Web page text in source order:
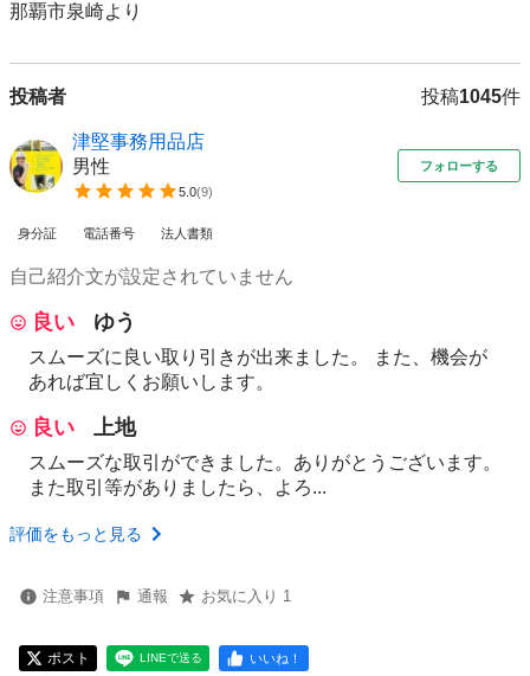
那覇市泉崎より
投稿者 投稿1045件
津堅事務用品店
男性
5.0(9)
フォローする
身分証 電話番号 法人書類
自己紹介文が設定されていません
良い ゆう
スムーズに良い取り引きが出来ました。 また、機会が
あれば宜しくお願いします。
良い 上地
スムーズな取引ができました。ありがとうございます。
また取引等がありましたら、よろ...
評価をもっと見る
注意事項 通報 お気に入り 1
ポスト LINEで送る いいね！